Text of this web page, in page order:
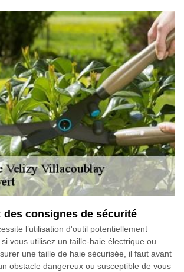
des consignes de sécurité
l’utilisation d'outil potentiellement
vous utilisez un taille-haie électrique ou
une taille de haie sécurisée, il faut avant
obstacle dangereux ou susceptible de vous